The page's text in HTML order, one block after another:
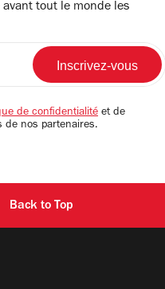
avant tout le monde les
de confidentialité et de
de nos partenaires.
Back to Top